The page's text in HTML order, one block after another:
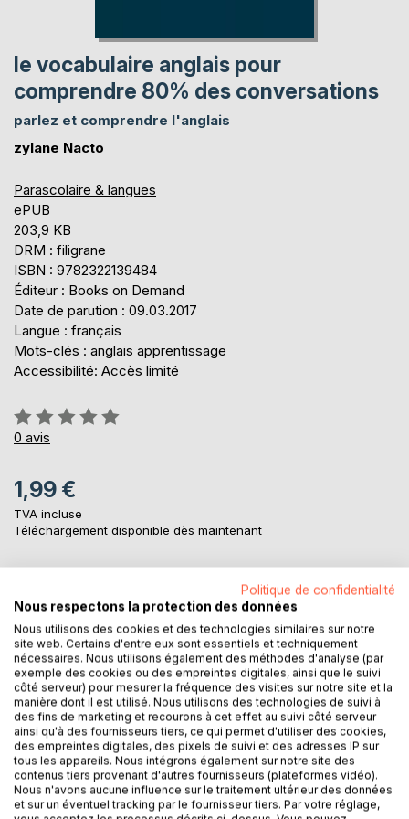
le vocabulaire anglais pour
comprendre 80% des conversations
parlez et comprendre l'anglais
zylane Nacto
Parascolaire & langues
ePUB
203,9 KB
DRM : filigrane
ISBN : 9782322139484
Éditeur : Books on Demand
Date de parution : 09.03.2017
Langue : français
Mots-clés : anglais apprentissage
Accessibilité: Accès limité
Évaluation:
0%
0 avis
1,99 €
TVA incluse
Téléchargement disponible dès maintenant
AJOUTER AU PANIER
Ajouter à ma liste d'envies
Laisser un avis
DESCRIPTION
Politique de confidentialité
Nous respectons la protection des données
Nous utilisons des cookies et des technologies similaires sur notre
site web. Certains d'entre eux sont essentiels et techniquement
nécessaires. Nous utilisons également des méthodes d'analyse (par
exemple des cookies ou des empreintes digitales, ainsi que le suivi
côté serveur) pour mesurer la fréquence des visites sur notre site et la
manière dont il est utilisé. Nous utilisons des technologies de suivi à
des fins de marketing et recourons à cet effet au suivi côté serveur
ainsi qu'à des fournisseurs tiers, ce qui permet d'utiliser des cookies,
des empreintes digitales, des pixels de suivi et des adresses IP sur
tous les appareils. Nous intégrons également sur notre site des
contenus tiers provenant d'autres fournisseurs (plateformes vidéo).
Nous n'avons aucune influence sur le traitement ultérieur des données
et sur un éventuel tracking par le fournisseur tiers. Par votre réglage,